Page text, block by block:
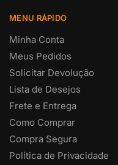
MENU RÁPIDO
Minha Conta
Meus Pedidos
Solicitar Devolução
Lista de Desejos
Frete e Entrega
Como Comprar
Compra Segura
Política de Privacidade